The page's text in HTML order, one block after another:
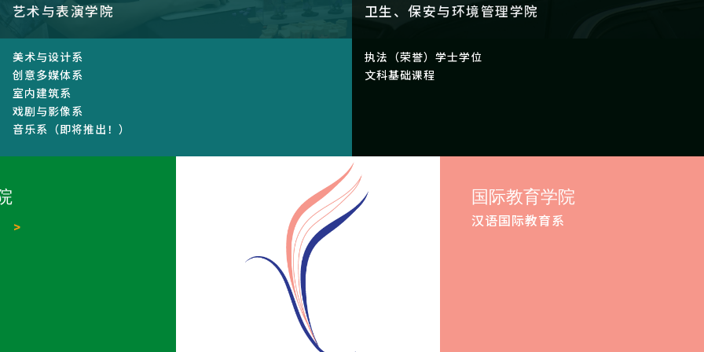
艺术与表演学院
美术与设计系
创意多媒体系
室内建筑系
戏剧与影像系
音乐系（即将推出！）
卫生、保安与环境管理学院
执法（荣誉）学士学位
文科基础课程
国际教育学院
汉语国际教育系